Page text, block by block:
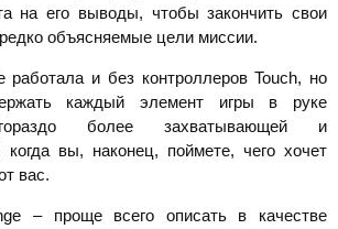
на его выводы, чтобы закончить свои
объясняемые цели миссии.
работала и без контроллеров Touch, но
каждый элемент игры в руке
более захватывающей и
когда вы, наконец, поймете, чего хочет
вас.
– проще всего описать в качестве